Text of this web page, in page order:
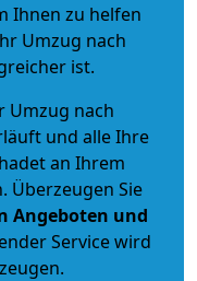
Ihnen zu helfen
Umzug nach
ist.
Umzug nach
und alle Ihre
an Ihrem
Überzeugen Sie
Angeboten und
Service wird